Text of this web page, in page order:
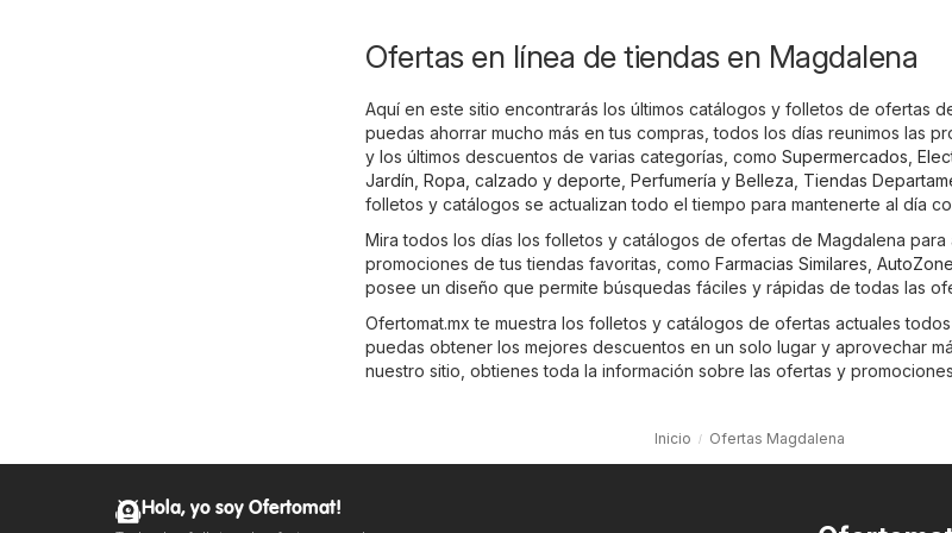
Ofertas en línea de tiendas en Magdalena
Aquí en este sitio encontrarás los últimos catálogos y folletos de ofertas
puedas ahorrar mucho más en tus compras, todos los días reunimos las
y los últimos descuentos de varias categorías, como Supermercados
Jardín Ropa, calzado y deporte Perfumería y Belleza Tiendas
folletos y catálogos se actualizan todo el tiempo para mantenerte al día
Mira todos los días los folletos y catálogos de ofertas de Magdalena para
promociones de tus tiendas favoritas, como Farmacias Similares AutoZone
posee un diseño que permite búsquedas fáciles y rápidas de todas las
Ofertomat.mx te muestra los folletos y catálogos de ofertas actuales
puedas obtener los mejores descuentos en un solo lugar y aprovechar
nuestro sitio, obtienes toda la información sobre las ofertas y
Inicio Ofertas Magdalena
Hola, yo soy Ofertomat!